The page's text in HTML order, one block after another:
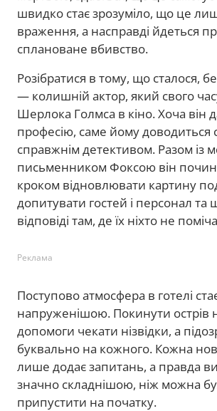
швидко стає зрозуміло, що це
враження, а насправді йдеться
сплановане вбивство.
Розібратися в тому, що сталося,
— колишній актор, який свого
Шерлока Голмса в кіно. Хоча він
професію, саме йому доводиться
справжнім детективом. Разом із
письменником Фоксою він
кроком відновлювати картину
допитувати гостей і персонал та
відповіді там, де їх ніхто не
Реклама
Поступово атмосфера в готелі
напруженішою. Покинути острів
допомоги чекати нізвідки, а
буквально на кожного. Кожна
лише додає запитань, а правда
значно складнішою, ніж можна
припустити на початку.